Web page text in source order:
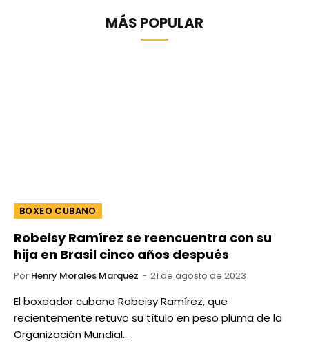
MÁS POPULAR
BOXEO CUBANO
Robeisy Ramírez se reencuentra con su
hija en Brasil cinco años después
Por Henry Morales Marquez 21 de agosto de 2023
El boxeador cubano Robeisy Ramírez, que
recientemente retuvo su título en peso pluma de la
Organización Mundial…